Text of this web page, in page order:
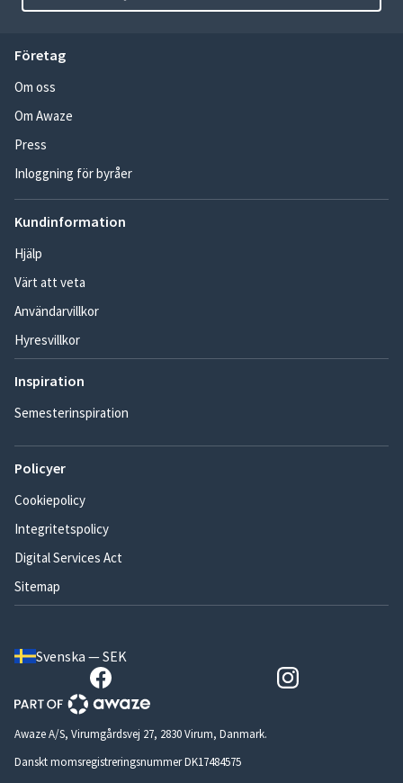
Företag
Om oss
Om Awaze
Press
Inloggning för byråer
Kundinformation
Hjälp
Värt att veta
Användarvillkor
Hyresvillkor
Inspiration
Semesterinspiration
Policyer
Cookiepolicy
Integritetspolicy
Digital Services Act
Sitemap
Svenska — SEK
Awaze A/S, Virumgårdsvej 27, 2830 Virum, Danmark.
Danskt momsregistreringsnummer DK17484575